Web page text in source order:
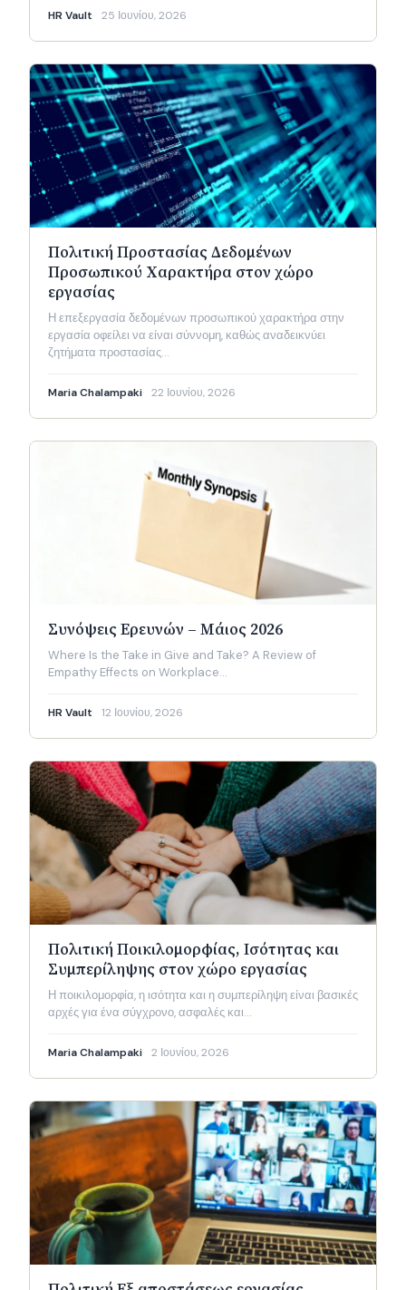
HR Vault 25 Ιουνίου, 2026
Πολιτική Προστασίας Δεδομένων
Προσωπικού Χαρακτήρα στον χώρο
εργασίας
Η επεξεργασία δεδομένων προσωπικού χαρακτήρα στην
εργασία οφείλει να είναι σύννομη, καθώς αναδεικνύει
ζητήματα προστασίας…
Maria Chalampaki 22 Ιουνίου, 2026
Συνόψεις Ερευνών – Μάιος 2026
Where Is the Take in Give and Take? A Review of
Empathy Effects on Workplace…
HR Vault 12 Ιουνίου, 2026
Πολιτική Ποικιλομορφίας, Ισότητας και
Συμπερίληψης στον χώρο εργασίας
Η ποικιλομορφία, η ισότητα και η συμπερίληψη είναι βασικές
αρχές για ένα σύγχρονο, ασφαλές και…
Maria Chalampaki 2 Ιουνίου, 2026